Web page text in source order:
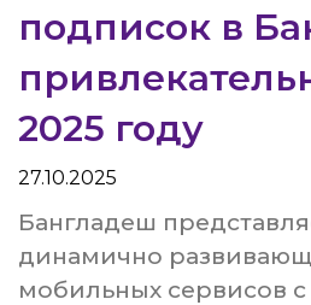
подписок в
2025 году
27.10.2025
Бангладеш
динамично
мобильных сервисов